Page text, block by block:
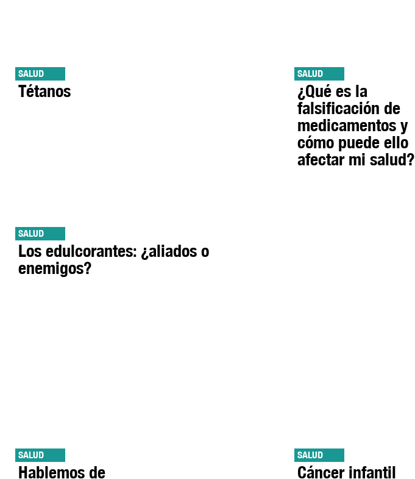
SALUD
Tétanos
SALUD
¿Qué es la
falsificación de
medicamentos y
cómo puede ello
afectar mi salud?
SALUD
Los edulcorantes: ¿aliados o
enemigos?
SALUD
Hablemos de
SALUD
Cáncer infantil